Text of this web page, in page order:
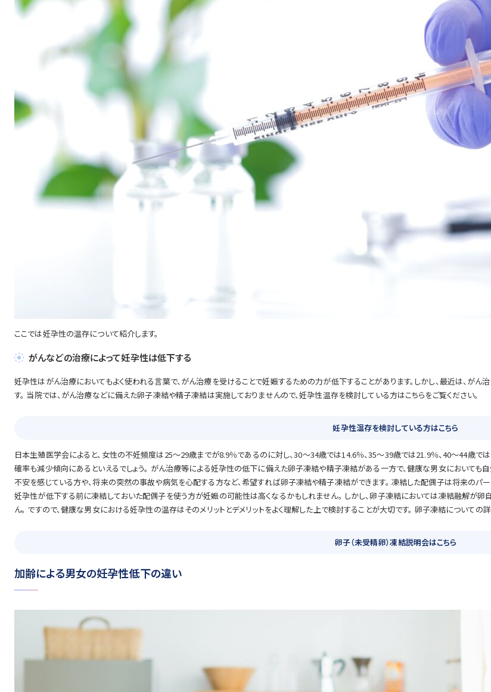
ここでは妊孕性の温存について紹介します。
がんなどの治療によって妊孕性は低下する
妊孕性はがん治療においてもよく使われる言葉で、がん治療を受けることで妊娠するための力が低下することがあります。しかし、最近は、
す。 当院では、がん治療などに備えた卵子凍結や精子凍結は実施しておりませんので、妊孕性温存を検討している方はこちらをご覧ください。
妊孕性温存を検討している方はこちら
日本生殖医学会によると、女性の不妊頻度は25～29歳までが8.9％であるのに対し、30～34歳では14.6％、35～39歳では21.9％、40～44歳で
確率も減少傾向にあるといえるでしょう。 がん治療等による妊孕性の低下に備えた卵子凍結や精子凍結がある一方で、健康な男女において
不安を感じている方や、将来の突然の事故や病気を心配する方など、希望すれば卵子凍結や精子凍結ができます。 凍結した配偶子は将来のパ
妊孕性が低下する前に凍結しておいた配偶子を使う方が妊娠の可能性は高くなるかもしれません。 しかし、卵子凍結においては凍結融解が卵
ん。 ですので、健康な男女における妊孕性の温存はそのメリットとデメリットをよく理解した上で検討することが大切です。 卵子凍結についての
卵子（未受精卵）凍結説明会はこちら
加齢による男女の妊孕性低下の違い